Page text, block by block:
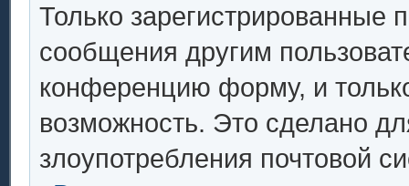
Только зарегистрированные
сообщения другим
конференцию форму, и
возможность. Это сделано
злоупотребления почтовой